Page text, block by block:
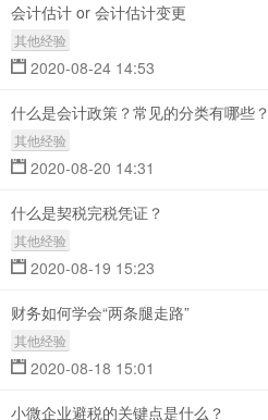
会计估计 or 会计估计变更
其他经验
2020-08-24 14:53
什么是会计政策？常见的分类有哪些？
其他经验
2020-08-20 14:31
什么是契税完税凭证？
其他经验
2020-08-19 15:23
财务如何学会“两条腿走路”
其他经验
2020-08-18 15:01
小微企业避税的关键点是什么？